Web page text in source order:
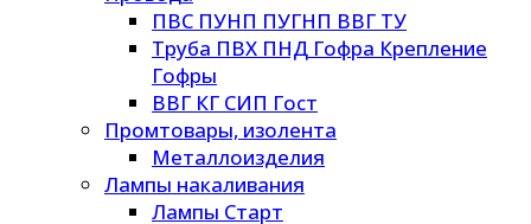
ПВС ПУНП ПУГНП ВВГ ТУ
Труба ПВХ ПНД Гофра Крепление
Гофры
ВВГ КГ СИП Гост
Промтовары, изолента
Металлоизделия
Лампы накаливания
Лампы Старт